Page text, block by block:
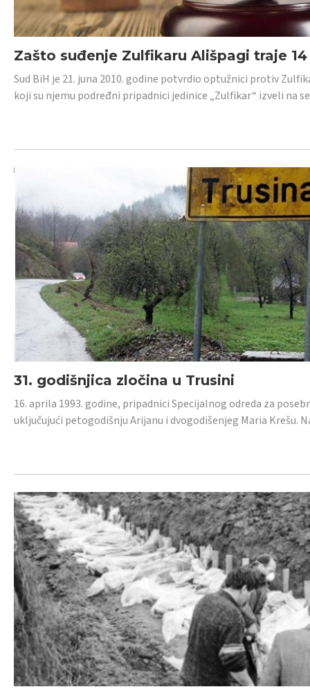
Zašto suđenje Zulfikaru Ališpagi traje
Sud BiH je 21. juna 2010. godine potvrdio optužnici protiv
koji su njemu podređni pripadnici jedinice „Zulfikar“ izveli na
31. godišnjica zločina u Trusini
16. aprila 1993. godine, pripadnici Specijalnog odreda za
uključujući petogodišnju Arijanu i dvogodišenjeg Maria Krešu.